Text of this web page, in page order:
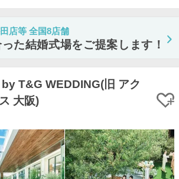
店等 全国8店舗
た結婚式場をご提案します！
T&G WEDDING(旧 アク
大阪)